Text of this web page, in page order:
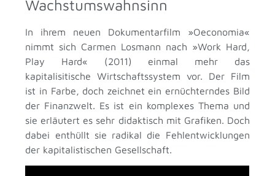
Wachstumswahnsinn
In ihrem neuen Dokumentarfilm »Oeconomia«
nimmt sich Carmen Losmann nach »Work Hard,
Play Hard« (2011) einmal mehr das
kapitalisitische Wirtschaftssystem vor. Der Film
ist in Farbe, doch zeichnet ein ernüchterndes Bild
der Finanzwelt. Es ist ein komplexes Thema und
sie erläutert es sehr didaktisch mit Grafiken. Doch
dabei enthüllt sie radikal die Fehlentwicklungen
der kapitalistischen Gesellschaft.